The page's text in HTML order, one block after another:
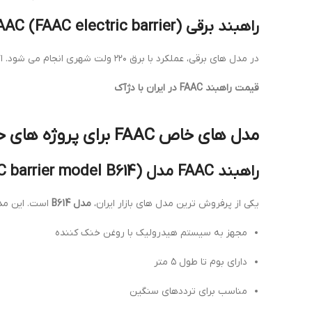
راهبند برقی FAAC (FAAC electric barrier)
در مدل های برقی، عملکرد با برق ۲۲۰ ولت شهری انجام می شود. اگرچه مصرف انرژی پایین دارند، ولی قدرت آن ها برای محیط های با تردد متوسط و بالا کاملاً مناسب است.
قیمت راهبند FAAC در ایران با دژآک
مدل های خاص FAAC برای پروژه های حرفه ای
راهبند FAAC مدل B614 (FAAC barrier model B614)
یکی از پرفروش ترین مدل های بازار ایران، مدل B614 است. این
مجهز به سیستم هیدرولیک با روغن خنک کننده
دارای بوم تا طول ۵ متر
مناسب برای ترددهای سنگین